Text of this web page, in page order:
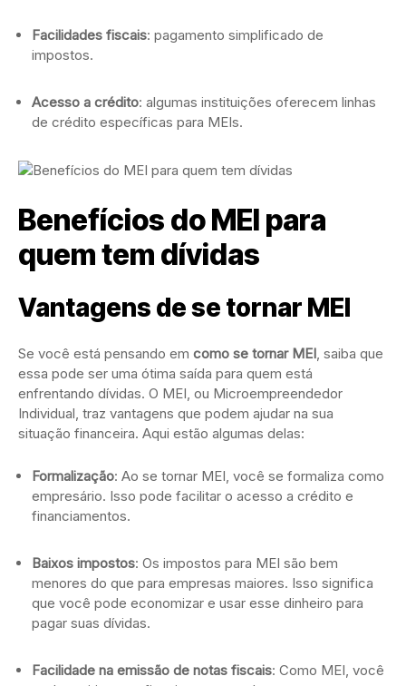
Facilidades fiscais: pagamento simplificado de
impostos.
Acesso a crédito: algumas instituições oferecem linhas
de crédito específicas para MEIs.
Benefícios do MEI para
quem tem dívidas
Vantagens de se tornar MEI
Se você está pensando em como se tornar MEI, saiba que
essa pode ser uma ótima saída para quem está
enfrentando dívidas. O MEI, ou Microempreendedor
Individual, traz vantagens que podem ajudar na sua
situação financeira. Aqui estão algumas delas:
Formalização: Ao se tornar MEI, você se formaliza como
empresário. Isso pode facilitar o acesso a crédito e
financiamentos.
Baixos impostos: Os impostos para MEI são bem
menores do que para empresas maiores. Isso significa
que você pode economizar e usar esse dinheiro para
pagar suas dívidas.
Facilidade na emissão de notas fiscais: Como MEI, você